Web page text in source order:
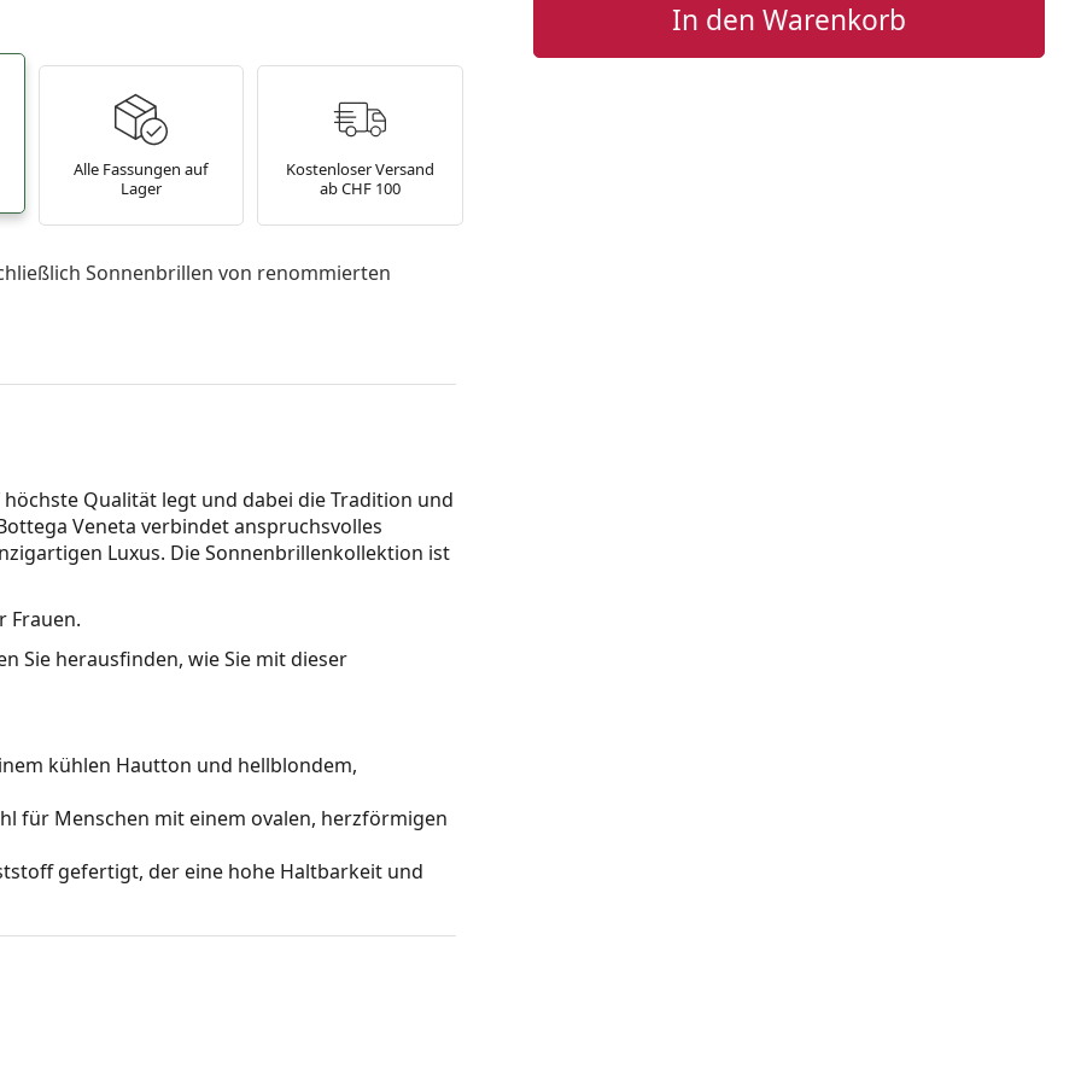
In den Warenkorb
Alle Fassungen auf
Lager
Kostenloser Versand
ab CHF 100
Sonnenbrillen von renommierten
Qualität legt und dabei die Tradition und
Veneta verbindet anspruchsvolles
Luxus. Die Sonnenbrillenkollektion ist
Frauen.
Sie herausfinden, wie Sie mit dieser
kühlen Hautton und hellblondem,
für Menschen mit einem ovalen, herzförmigen
gefertigt, der eine hohe Haltbarkeit und
ohne den Kontrast zu beeinträchtigen oder die
Vorteile in ihrem geringen Gewicht und